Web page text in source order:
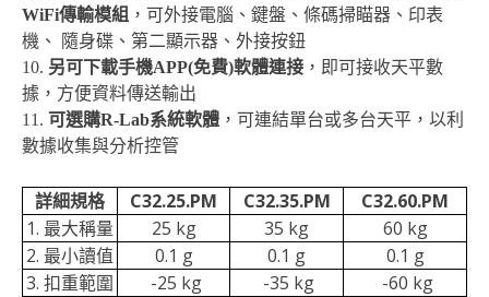
WiFi傳輸模組 ，可外接電腦、鍵盤、條碼掃瞄器、印表
機、 隨身碟、第二顯示器、外接按鈕
10. 另可下載手機APP(免費)軟體連接 ，即可接收天平數
據，方便資料傳送輸出
11. 可選購R-Lab系統軟體 ，可連結單台或多台天平，以利
數據收集與分析控管
詳細規格 C32.25.PM C32.35.PM C32.60.PM
1. 最大稱量
25 kg 35 kg
60 kg
2. 最小讀值
0.1 g 0.1 g
0.1 g
3. 扣重範圍
-25 kg -35 kg -60 kg